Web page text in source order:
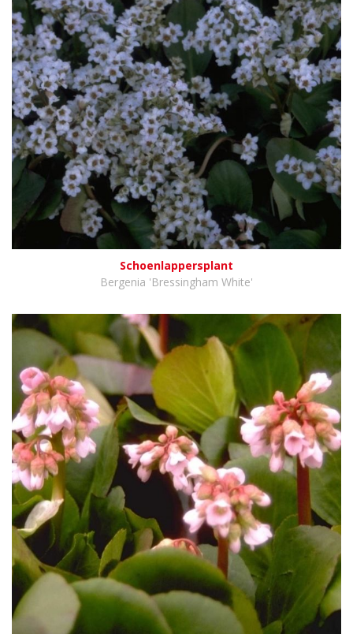
Schoenlappersplant
Bergenia 'Bressingham White'